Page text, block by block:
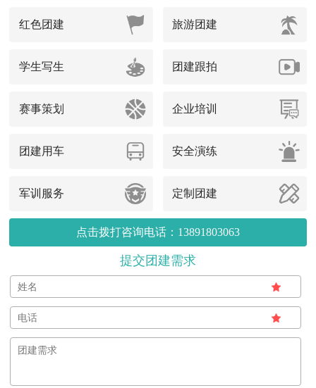
红色团建 旅游团建
学生写生 团建跟拍
赛事策划 企业培训
团建用车 安全演练
军训服务 定制团建
点击拨打咨询电话：13891803063
提交团建需求